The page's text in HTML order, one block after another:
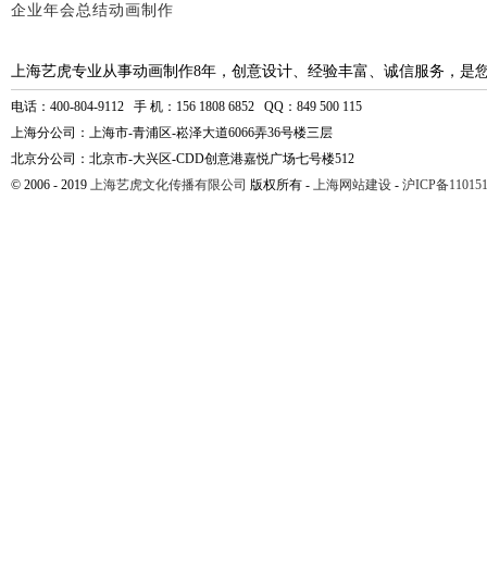
企业年会总结动画制作
上海艺虎专业从事动画制作8年，创意设计、经验丰富、诚信服务，是
电话：400-804-9112 手 机：156 1808 6852 QQ：849 500 115
上海分公司：上海市-青浦区-崧泽大道6066弄36号楼三层
北京分公司：北京市-大兴区-CDD创意港嘉悦广场七号楼512
© 2006 - 2019 上海艺虎文化传播有限公司 版权所有 - 上海网站建设 - 沪ICP备